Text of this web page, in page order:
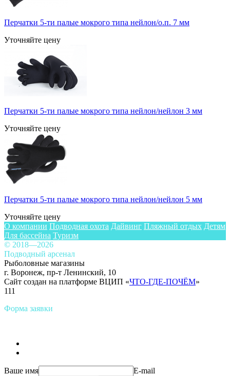
Перчатки 5-ти палые мокрого типа нейлон/о.п. 7 мм
Уточняйте цену
Перчатки 5-ти палые мокрого типа нейлон/нейлон 3 мм
Уточняйте цену
Перчатки 5-ти палые мокрого типа нейлон/нейлон 5 мм
Уточняйте цену
О компании Подводная охота Дайвинг Пляжный отдых Детям
Для бассейна Туризм
© 2018—2026
Подводный арсенал
Рыболовные магазины
г. Воронеж, пр-т Ленинский, 10
Сайт создан на платформе ВЦИП «ЧТО-ГДЕ-ПОЧЁМ»
111
Форма заявки
Ваше имя
E-mail